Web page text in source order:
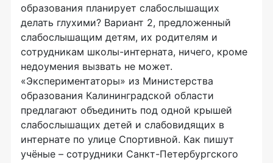
образования планирует слабослышащих
делать глухими? Вариант 2, предложенный
слабослышащим детям, их родителям и
сотрудникам школы-интерната, ничего, кроме
недоумения вызвать не может.
«Экспериментаторы» из Министерства
образования Калининградской области
предлагают объединить под одной крышей
слабослышащих детей и слабовидящих в
интернате по улице Спортивной. Как пишут
учёные – сотрудники Санкт-Петербургского